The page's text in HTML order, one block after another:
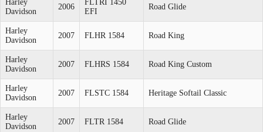
Harley
Davidson
2006
FLTRI 1450
EFI
Road Glide
Harley
Davidson
2007 FLHR 1584 Road King
Harley
Davidson
2007 FLHRS 1584 Road King Custom
Harley
Davidson
2007 FLSTC 1584 Heritage Softail Classic
Harley
Davidson
2007 FLTR 1584 Road Glide